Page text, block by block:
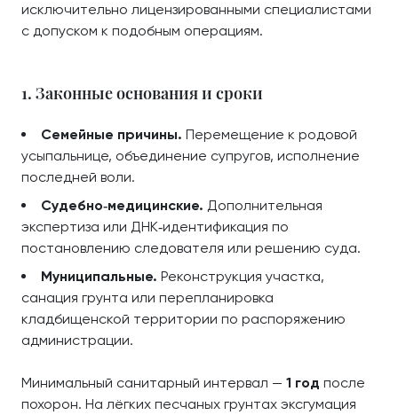
исключительно лицензированными специалистами
с допуском к подобным операциям.
1. Законные основания и сроки
Семейные причины. Перемещение к родовой
усыпальнице, объединение супругов, исполнение
последней воли.
Судебно‑медицинские. Дополнительная
экспертиза или ДНК‑идентификация по
постановлению следователя или решению суда.
Муниципальные. Реконструкция участка,
санация грунта или перепланировка
кладбищенской территории по распоряжению
администрации.
Минимальный санитарный интервал — 1 год после
похорон. На лёгких песчаных грунтах эксгумация